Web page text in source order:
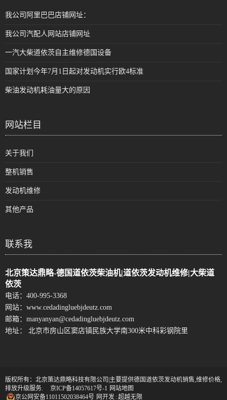
我公司阿里巴巴店铺网址：
我公司汽配人网站店铺网址
一汽大柴道依茨自主维修德国设备
国家计划今年7月1日起对发动机实行欧4标准
柴油发动机耗油量大的原因
网站栏目
关于我们
整机销售
发动机维修
其他产品
联系我
北京策达鼎略-德国道依茨柴油机|道依茨发动机维修|大柴道
依茨
电话： 400-995-3368
网站： www.cedadingluebjdeutz.com
邮箱： manyanyan@cedadingluebjdeutz.com
地址： 北京市房山区窦店镇民族大学南300米中科彩钢院里
版权所有：北京策达鼎略科技有限公司|主要提供德国道依茨发动机销售,维修价格,
排放升级服务.
京ICP备14057617号-1 网站地图
京公网安备11011502038464号 网开发 :超越无限